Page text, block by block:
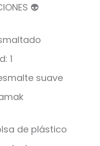
👽
1
suave
de plástico